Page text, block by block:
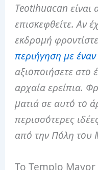
Teotihuacan είναι
επισκεφθείτε. Αν
εκδρομή
περιήγηση με
αξιοποιήσετε στο
αρχαία ερείπια.
ματιά σε αυτό το
περισσότερες
από την Πόλη του
Το Templo Mayor